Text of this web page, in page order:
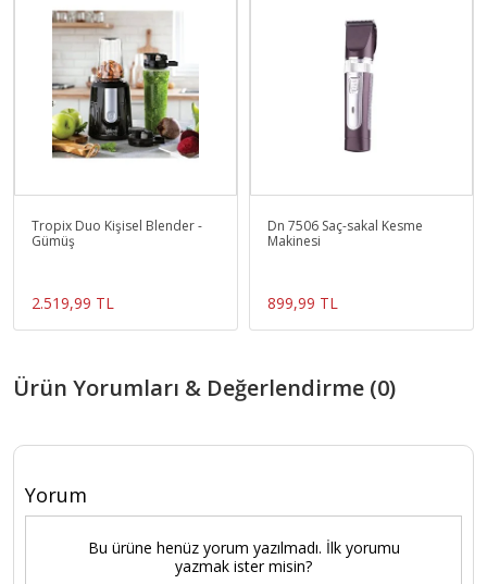
Tropix Duo Kişisel Blender -
Gümüş
2.519,99 TL
Dn 7506 Saç-sakal Kesme
Makinesi
899,99 TL
Ürün Yorumları & Değerlendirme (0)
Yorum
Bu ürüne henüz yorum yazılmadı. İlk yorumu
yazmak ister misin?